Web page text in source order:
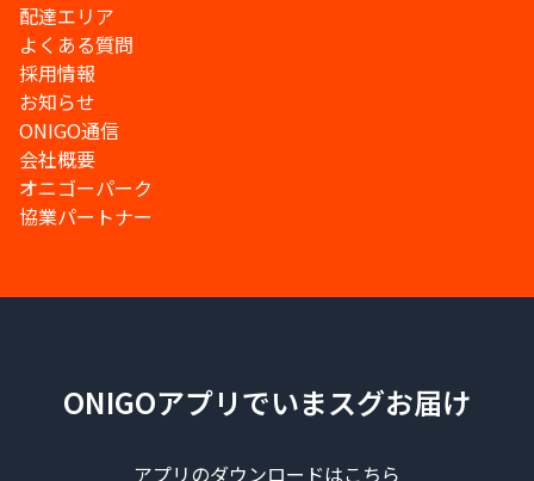
配達エリア
よくある質問
採用情報
お知らせ
ONIGO通信
会社概要
オニゴーパーク
協業パートナー
ONIGOアプリでいまスグお届け
アプリのダウンロードはこちら